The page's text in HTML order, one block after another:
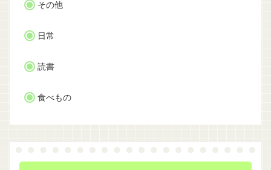
その他
日常
読書
食べもの